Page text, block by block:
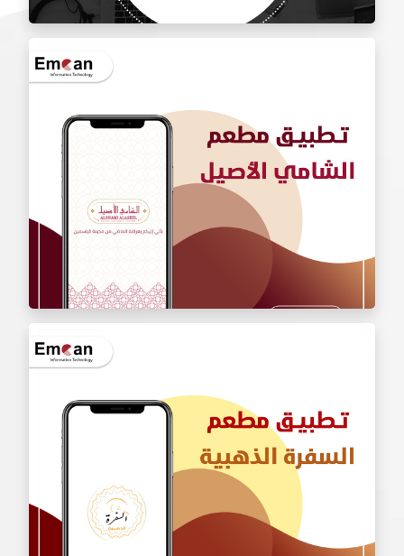
إدارة السوشيال ميديا لمقهى ميكو كافيه
تطبيق مطعم الشامي الأصيل